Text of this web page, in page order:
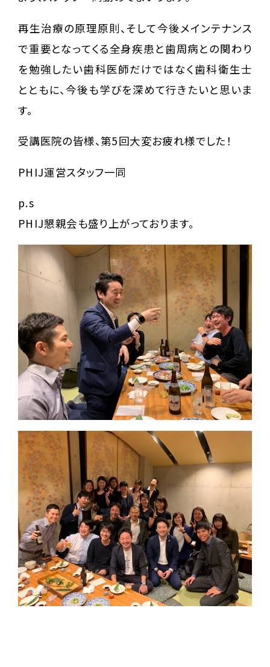
再生治療の原理原則、そして今後メインテナンス
で重要となってくる全身疾患と歯周病との関わり
を勉強したい歯科医師だけではなく歯科衛生士
とともに、今後も学びを深めて行きたいと思いま
す。
受講医院の皆様、第5回大変お疲れ様でした！
PHIJ運営スタッフ一同
p.s
PHIJ懇親会も盛り上がっております。